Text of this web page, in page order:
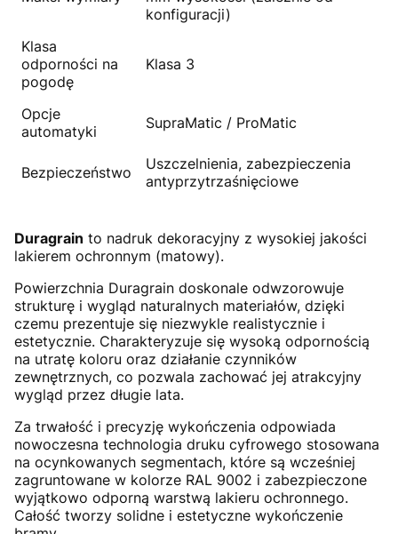
konfiguracji)
Klasa
odporności na
pogodę
Klasa 3
Opcje
automatyki
SupraMatic / ProMatic
Bezpieczeństwo
Uszczelnienia, zabezpieczenia
antyprzytrzaśnięciowe
Duragrain to nadruk dekoracyjny z wysokiej jakości
lakierem ochronnym (matowy).
Powierzchnia Duragrain doskonale odwzorowuje
strukturę i wygląd naturalnych materiałów, dzięki
czemu prezentuje się niezwykle realistycznie i
estetycznie. Charakteryzuje się wysoką odpornością
na utratę koloru oraz działanie czynników
zewnętrznych, co pozwala zachować jej atrakcyjny
wygląd przez długie lata.
Za trwałość i precyzję wykończenia odpowiada
nowoczesna technologia druku cyfrowego stosowana
na ocynkowanych segmentach, które są wcześniej
zagruntowane w kolorze RAL 9002 i zabezpieczone
wyjątkowo odporną warstwą lakieru ochronnego.
Całość tworzy solidne i estetyczne wykończenie